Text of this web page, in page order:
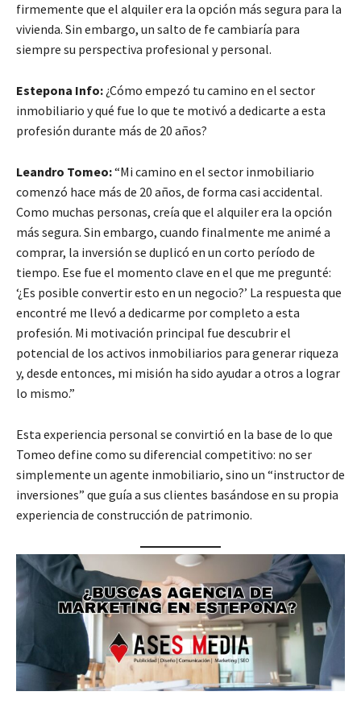
firmemente que el alquiler era la opción más segura para la
vivienda. Sin embargo, un salto de fe cambiaría para
siempre su perspectiva profesional y personal.
Estepona Info: ¿Cómo empezó tu camino en el sector
inmobiliario y qué fue lo que te motivó a dedicarte a esta
profesión durante más de 20 años?
Leandro Tomeo:“Mi camino en el sector inmobiliario
comenzó hace más de 20 años, de forma casi accidental.
Como muchas personas, creía que el alquiler era la opción
más segura. Sin embargo, cuando finalmente me animé a
comprar, la inversión se duplicó en un corto período de
tiempo. Ese fue el momento clave en el que me pregunté:
‘¿Es posible convertir esto en un negocio?’ La respuesta que
encontré me llevó a dedicarme por completo a esta
profesión. Mi motivación principal fue descubrir el
potencial de los activos inmobiliarios para generar riqueza
y, desde entonces, mi misión ha sido ayudar a otros a lograr
lo mismo.”
Esta experiencia personal se convirtió en la base de lo que
Tomeo define como su diferencial competitivo: no ser
simplemente un agente inmobiliario, sino un “instructor de
inversiones” que guía a sus clientes basándose en su propia
experiencia de construcción de patrimonio.